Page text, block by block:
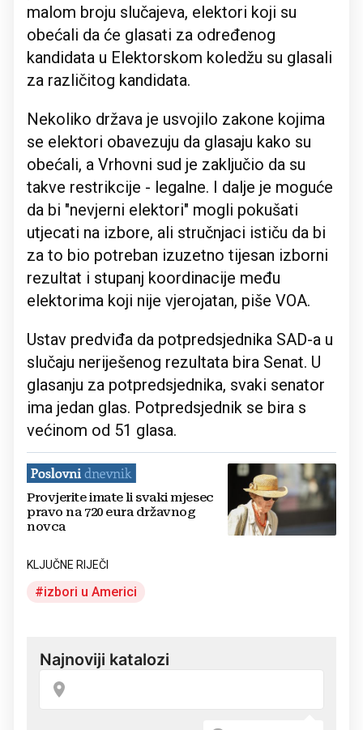
malom broju slučajeva, elektori koji su
obećali da će glasati za određenog
kandidata u Elektorskom koledžu su glasali
za različitog kandidata.
Nekoliko država je usvojilo zakone kojima
se elektori obavezuju da glasaju kako su
obećali, a Vrhovni sud je zaključio da su
takve restrikcije - legalne. I dalje je moguće
da bi "nevjerni elektori" mogli pokušati
utjecati na izbore, ali stručnjaci ističu da bi
za to bio potreban izuzetno tijesan izborni
rezultat i stupanj koordinacije među
elektorima koji nije vjerojatan, piše VOA.
Ustav predviđa da potpredsjednika SAD-a u
slučaju neriješenog rezultata bira Senat. U
glasanju za potpredsjednika, svaki senator
ima jedan glas. Potpredsjednik se bira s
većinom od 51 glasa.
Provjerite imate li svaki mjesec
pravo na 720 eura državnog
novca
KLJUČNE RIJEČI
izbori u Americi